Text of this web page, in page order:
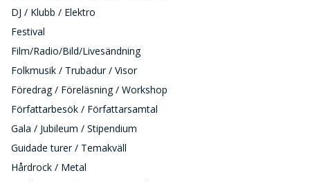
DJ / Klubb / Elektro
Festival
Film/Radio/Bild/Livesändning
Folkmusik / Trubadur / Visor
Föredrag / Föreläsning / Workshop
Författarbesök / Författarsamtal
Gala / Jubileum / Stipendium
Guidade turer / Temakväll
Hårdrock / Metal